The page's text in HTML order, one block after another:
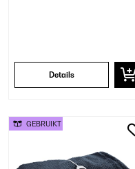
Details
GEBRUIKT